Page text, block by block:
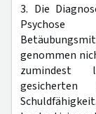
3. Die
genommen
zumindest
gesicherten